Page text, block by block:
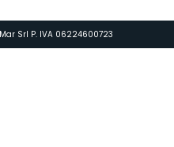
Srl P. IVA 06224600723